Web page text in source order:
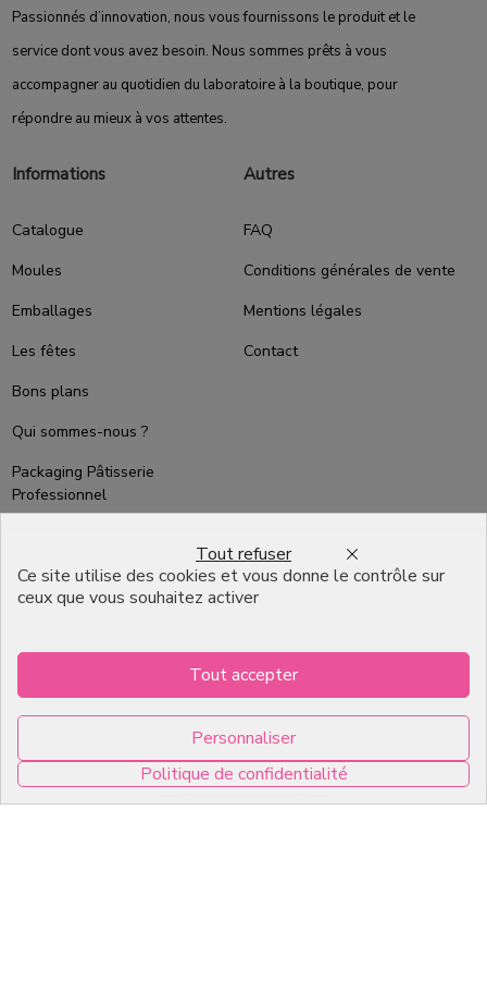
Passionnés d’innovation, nous vous fournissons le produit et le
service dont vous avez besoin. Nous sommes prêts à vous
accompagner au quotidien du laboratoire à la boutique, pour
répondre au mieux à vos attentes.
Informations
Catalogue
Moules
Emballages
Les fêtes
Bons plans
Qui sommes-nous ?
Packaging Pâtisserie
Professionnel
English
Autres
FAQ
Conditions générales de vente
Mentions légales
Contact
Infos pratiques
7, RUE DU 19 MARS 1962
ZI DE DIJON
Ce site utilise des cookies et vous donne le contrôle sur
ceux que vous souhaitez activer
Tout accepter
Tout refuser
Personnaliser
Politique de confidentialité